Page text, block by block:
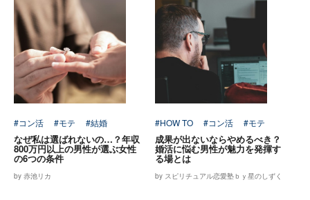
#コン活 #モテ #結婚
なぜ私は選ばれないの…？年収
800万円以上の男性が選ぶ女性
の6つの条件
by 赤池リカ
#HOW TO #コン活 #モテ
成果が出ないならやめるべき？
婚活に悩む男性が魅力を発揮す
る場とは
by スピリチュアル恋愛塾ｂｙ星のしずく